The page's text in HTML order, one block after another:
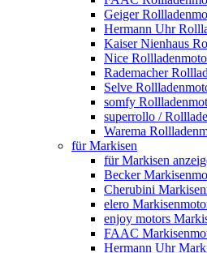
Geiger
Hermann Uhr
Kaiser Nienhaus
Nice
Rademacher
Selve
somfy
superrollo /
Warema
für Markisen
für Markisen
Becker
Cherubini
elero
enjoy motors
FAAC
Hermann Uhr